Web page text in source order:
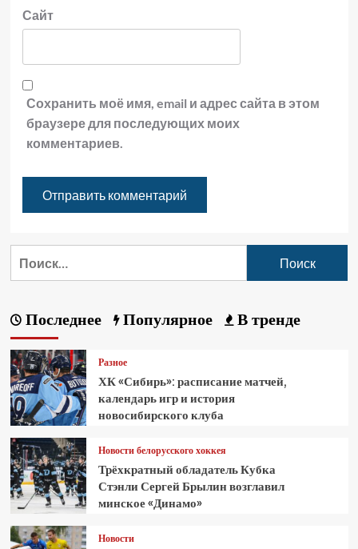
Сайт
Сохранить моё имя, email и адрес сайта в этом
браузере для последующих моих
комментариев.
Последнее Популярное В тренде
Разное
ХК «Сибирь»: расписание матчей,
календарь игр и история
новосибирского клуба
Новости белорусского хоккея
Трёхкратный обладатель Кубка
Стэнли Сергей Брылин возглавил
минское «Динамо»
Новости